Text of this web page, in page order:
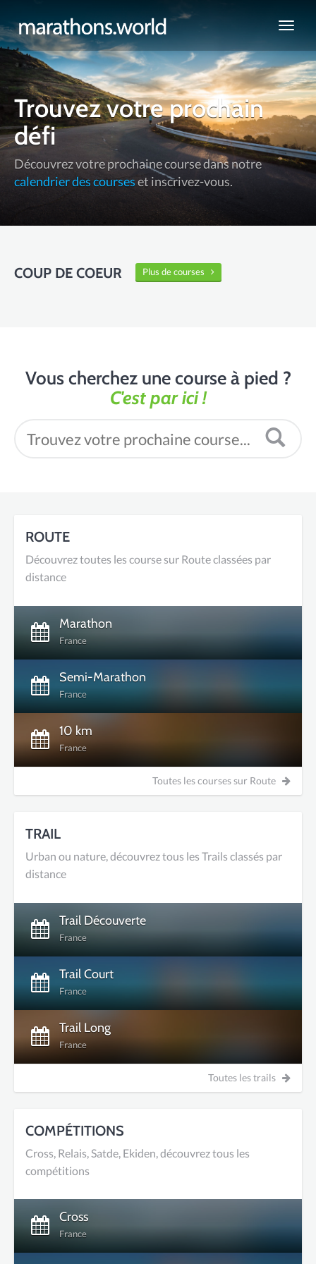
marathons.world
Trouvez votre prochain
défi
Découvrez votre prochaine course dans notre
calendrier des courseset inscrivez-vous.
COUP DE COEUR Plus de courses
Vous cherchez une course à pied ?
C'est par ici !
ROUTE
Découvrez toutes les course sur Route classées par
distance
Marathon
France
Semi-Marathon
France
10 km
France
Toutes les courses sur Route
TRAIL
Urban ou nature, découvrez tous les Trails classés par
distance
Trail Découverte
France
Trail Court
France
Trail Long
France
Toutes les trails
COMPÉTITIONS
Cross, Relais, Satde, Ekiden, découvrez tous les
compétitions
Cross
France